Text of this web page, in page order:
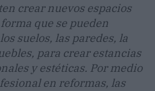
crear nuevos espacios
que se pueden
suelos, las paredes, la
para crear estancias
y estéticas. Por medio
en reformas, las